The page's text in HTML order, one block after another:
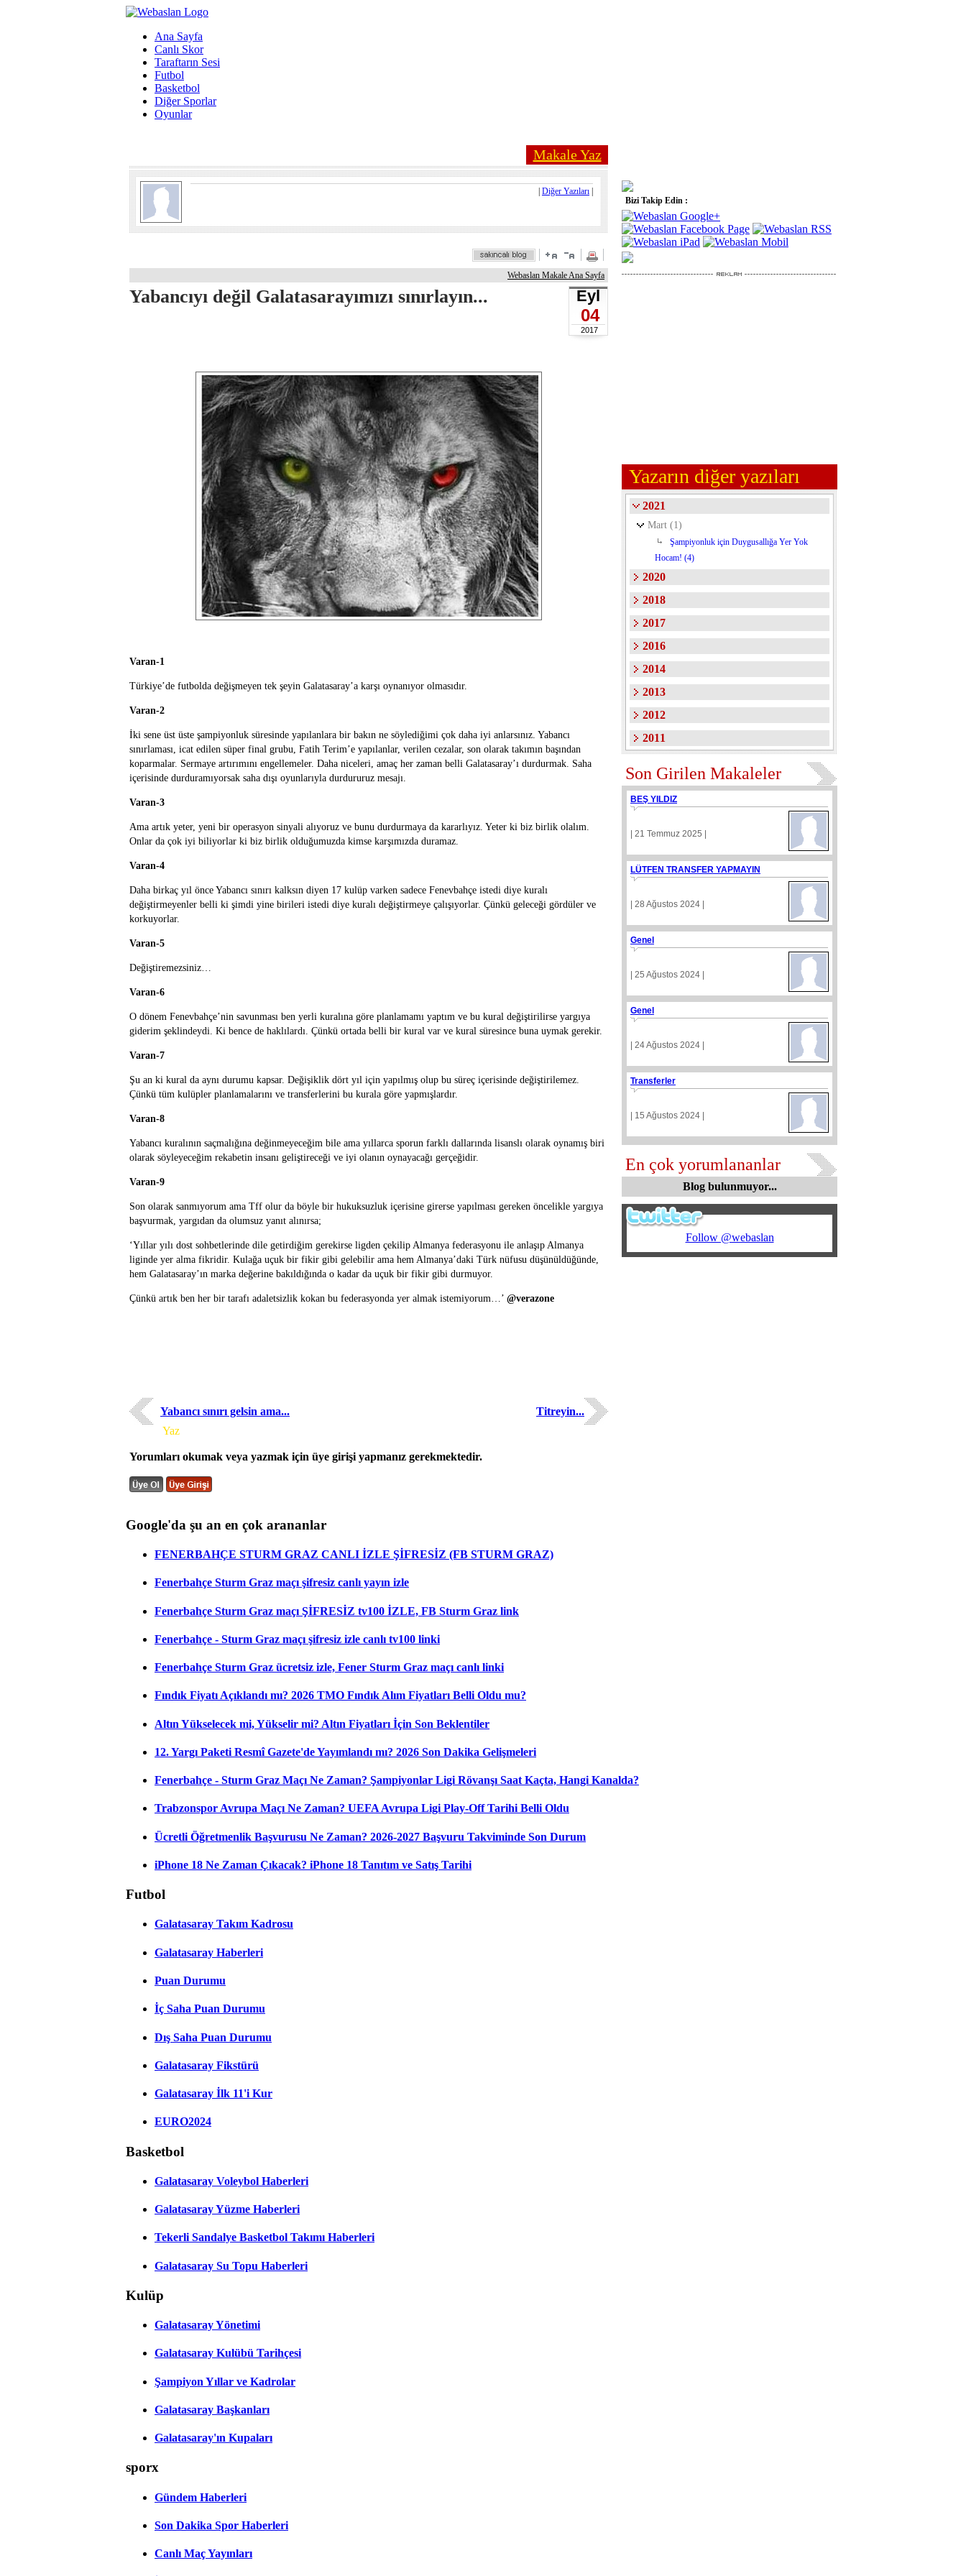
Ana Sayfa
Canlı Skor
Taraftarın Sesi
Futbol
Basketbol
Diğer Sporlar
Oyunlar
Makale Yaz
Diğer Yazıları
Webaslan Makale Ana Sayfa
Yabancıyı değil Galatasarayımızı sınırlayın... Eyl
04
2017
Varan-1
Türkiye’de futbolda değişmeyen tek şeyin Galatasaray’a karşı oynanıyor olmasıdır.
Varan-2
İki sene üst üste şampiyonluk süresinde yapılanlara bir bakın ne söylediğimi çok daha iyi anlarsınız. Yabancı
sınırlaması, icat edilen süper final grubu, Fatih Terim’e yapılanlar, verilen cezalar, son olarak takımın başından
koparmalar. Sermaye artırımını engellemeler. Daha niceleri, amaç her zaman belli Galatasaray’ı durdurmak. Saha
içerisinde durduramıyorsak saha dışı oyunlarıyla durdururuz mesajı.
Varan-3
Ama artık yeter, yeni bir operasyon sinyali alıyoruz ve bunu durdurmaya da kararlıyız. Yeter ki biz birlik olalım.
Onlar da çok iyi biliyorlar ki biz birlik olduğumuzda kimse karşımızda duramaz.
Varan-4
Daha birkaç yıl önce Yabancı sınırı kalksın diyen 17 kulüp varken sadece Fenevbahçe istedi diye kuralı
değiştirmeyenler belli ki şimdi yine birileri istedi diye kuralı değiştirmeye çalışıyorlar. Çünkü geleceği gördüler ve
korkuyorlar.
Varan-5
Değiştiremezsiniz…
Varan-6
O dönem Fenevbahçe’nin savunması ben yerli kuralına göre planlamamı yaptım ve bu kural değiştirilirse yargıya
giderim şeklindeydi. Ki bence de haklılardı. Çünkü ortada belli bir kural var ve kural süresince buna uymak gerekir.
Varan-7
Şu an ki kural da aynı durumu kapsar. Değişiklik dört yıl için yapılmış olup bu süreç içerisinde değiştirilemez.
Çünkü tüm kulüpler planlamalarını ve transferlerini bu kurala göre yapmışlardır.
Varan-8
Yabancı kuralının saçmalığına değinmeyeceğim bile ama yıllarca sporun farklı dallarında lisanslı olarak oynamış biri
olarak söyleyeceğim rekabetin insanı geliştireceği ve iyi olanın oynayacağı gerçeğidir.
Varan-9
Son olarak sanmıyorum ama Tff olur da böyle bir hukuksuzluk içerisine girerse yapılması gereken öncelikle yargıya
başvurmak, yargıdan da olumsuz yanıt alınırsa;
‘Yıllar yılı dost sohbetlerinde dile getirdiğim gerekirse ligden çekilip Almanya federasyonu ile anlaşıp Almanya
liginde yer alma fikridir. Kulağa uçuk bir fikir gibi gelebilir ama hem Almanya’daki Türk nüfusu düşünüldüğünde,
hem Galatasaray’ın marka değerine bakıldığında o kadar da uçuk bir fikir gibi durmuyor.
Çünkü artık ben her bir tarafı adaletsizlik kokan bu federasyonda yer almak istemiyorum…’ @verazone
Yabancı sınırı gelsin ama...
Titreyin...
Yaz
Yorumları okumak veya yazmak için üye girişi yapmanız gerekmektedir.
Bizi Takip Edin :
Yazarın diğer yazıları
2021
Mart (1)
Şampiyonluk için Duygusallığa Yer Yok
Hocam! (4)
2020
2018
2017
2016
2014
2013
2012
2011
Son Girilen Makaleler
BEŞ YILDIZ
| 21 Temmuz 2025 |
LÜTFEN TRANSFER YAPMAYIN
| 28 Ağustos 2024 |
Genel
| 25 Ağustos 2024 |
Genel
| 24 Ağustos 2024 |
Transferler
| 15 Ağustos 2024 |
En çok yorumlananlar
Blog bulunmuyor...
Follow @webaslan
Google'da şu an en çok arananlar
FENERBAHÇE STURM GRAZ CANLI İZLE ŞİFRESİZ (FB STURM GRAZ)
Fenerbahçe Sturm Graz maçı şifresiz canlı yayın izle
Fenerbahçe Sturm Graz maçı ŞİFRESİZ tv100 İZLE, FB Sturm Graz link
Fenerbahçe - Sturm Graz maçı şifresiz izle canlı tv100 linki
Fenerbahçe Sturm Graz ücretsiz izle, Fener Sturm Graz maçı canlı linki
Fındık Fiyatı Açıklandı mı? 2026 TMO Fındık Alım Fiyatları Belli Oldu mu?
Altın Yükselecek mi, Yükselir mi? Altın Fiyatları İçin Son Beklentiler
12. Yargı Paketi Resmî Gazete'de Yayımlandı mı? 2026 Son Dakika Gelişmeleri
Fenerbahçe - Sturm Graz Maçı Ne Zaman? Şampiyonlar Ligi Rövanşı Saat Kaçta, Hangi Kanalda?
Trabzonspor Avrupa Maçı Ne Zaman? UEFA Avrupa Ligi Play-Off Tarihi Belli Oldu
Ücretli Öğretmenlik Başvurusu Ne Zaman? 2026-2027 Başvuru Takviminde Son Durum
iPhone 18 Ne Zaman Çıkacak? iPhone 18 Tanıtım ve Satış Tarihi
Futbol
Galatasaray Takım Kadrosu
Galatasaray Haberleri
Puan Durumu
İç Saha Puan Durumu
Dış Saha Puan Durumu
Galatasaray Fikstürü
Galatasaray İlk 11'i Kur
EURO2024
Basketbol
Galatasaray Voleybol Haberleri
Galatasaray Yüzme Haberleri
Tekerli Sandalye Basketbol Takımı Haberleri
Galatasaray Su Topu Haberleri
Kulüp
Galatasaray Yönetimi
Galatasaray Kulübü Tarihçesi
Şampiyon Yıllar ve Kadrolar
Galatasaray Başkanları
Galatasaray'ın Kupaları
sporx
Gündem Haberleri
Son Dakika Spor Haberleri
Canlı Maç Yayınları